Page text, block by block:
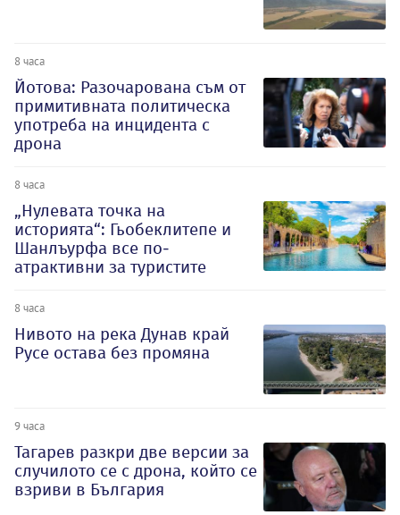
8 часа
Йотова: Разочарована съм от
примитивната политическа
употреба на инцидента с
дрона
8 часа
„Нулевата точка на
историята“: Гьобеклитепе и
Шанлъурфа все по-
атрактивни за туристите
8 часа
Нивото на река Дунав край
Русе остава без промяна
9 часа
Тагарев разкри две версии за
случилото се с дрона, който се
взриви в България